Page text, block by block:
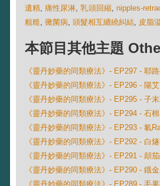
遺精, 痛性尿淋,乳頭回縮,nipples-
粗糙, 黴菌病, 頭髮相互纏繞糾結, 皮脂
本節目其他主題
《靈丹妙藥的同類療法》- EP297 - 耶
《靈丹妙藥的同類療法》- EP296 - 陽
《靈丹妙藥的同類療法》- EP295 - 子
《靈丹妙藥的同類療法》- EP294 - 石
《靈丹妙藥的同類療法》- EP293 - 氡
《靈丹妙藥的同類療法》- EP292 - 白
《靈丹妙藥的同類療法》- EP291 - 顛
《靈丹妙藥的同類療法》- EP290 - 鋨
《靈丹妙藥的同類療法》- EP289 - 毛